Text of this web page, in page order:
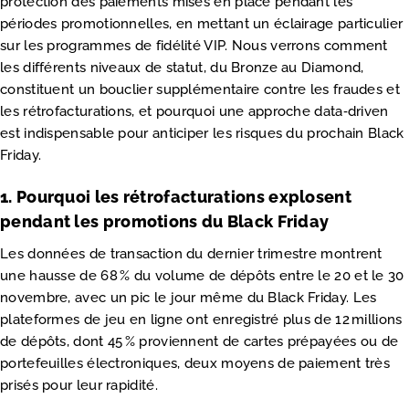
périodes promotionnelles, en mettant un éclairage particulier
sur les programmes de fidélité VIP. Nous verrons comment
les différents niveaux de statut, du Bronze au Diamond,
constituent un bouclier supplémentaire contre les fraudes et
les rétrofacturations, et pourquoi une approche data‑driven
est indispensable pour anticiper les risques du prochain Black
Friday.
1. Pourquoi les rétrofacturations explosent
pendant les promotions du Black Friday
Les données de transaction du dernier trimestre montrent
une hausse de 68 % du volume de dépôts entre le 20 et le 30
novembre, avec un pic le jour même du Black Friday. Les
plateformes de jeu en ligne ont enregistré plus de 12 millions
de dépôts, dont 45 % proviennent de cartes prépayées ou de
portefeuilles électroniques, deux moyens de paiement très
prisés pour leur rapidité.